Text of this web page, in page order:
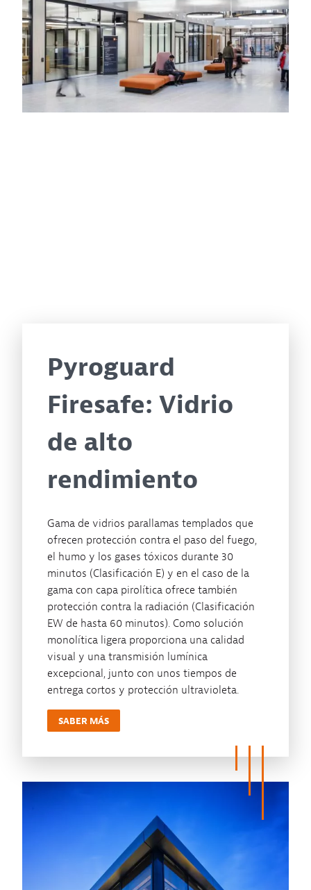
Pyroguard
Firesafe: Vidrio
de alto
rendimiento
Gama de vidrios parallamas templados que
ofrecen protección contra el paso del fuego,
el humo y los gases tóxicos durante 30
minutos (Clasificación E) y en el caso de la
gama con capa pirolítica ofrece también
protección contra la radiación (Clasificación
EW de hasta 60 minutos). Como solución
monolítica ligera proporciona una calidad
visual y una transmisión lumínica
excepcional, junto con unos tiempos de
entrega cortos y protección ultravioleta.
SABER MÁS